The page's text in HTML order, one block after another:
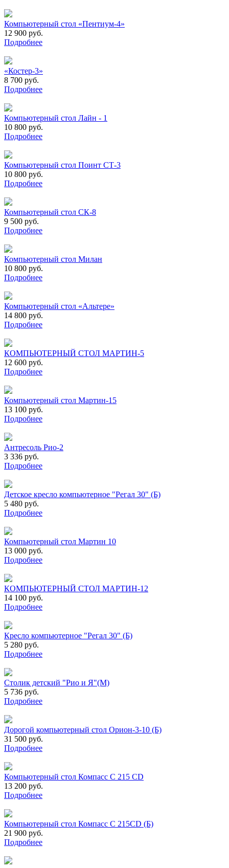
Компьютерный стол «Пентиум-4»
12 900 руб.
Подробнее
«Костер-3»
8 700 руб.
Подробнее
Компьютерный стол Лайн - 1
10 800 руб.
Подробнее
Компьютерный стол Поинт СТ-3
10 800 руб.
Подробнее
Компьютерный стол СК-8
9 500 руб.
Подробнее
Компьютерный стол Милан
10 800 руб.
Подробнее
Компьютерный стол «Альтере»
14 800 руб.
Подробнее
КОМПЬЮТЕРНЫЙ СТОЛ МАРТИН-5
12 600 руб.
Подробнее
Компьютерный стол Мартин-15
13 100 руб.
Подробнее
Антресоль Рио-2
3 336 руб.
Подробнее
Детское кресло компьютерное "Регал 30" (Б)
5 480 руб.
Подробнее
Компьютерный стол Мартин 10
13 000 руб.
Подробнее
КОМПЬЮТЕРНЫЙ СТОЛ МАРТИН-12
14 100 руб.
Подробнее
Кресло компьютерное "Регал 30" (Б)
5 280 руб.
Подробнее
Столик детский "Рио и Я"(М)
5 736 руб.
Подробнее
Дорогой компьютерный стол Орион-3-10 (Б)
31 500 руб.
Подробнее
Компьютерный стол Компасс С 215 СD
13 200 руб.
Подробнее
Компьютерный стол Компасс С 215СD (Б)
21 900 руб.
Подробнее